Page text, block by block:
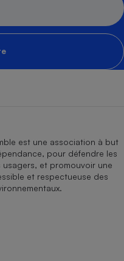
est une association à but
pour défendre les
et promouvoir une
et respectueuse des